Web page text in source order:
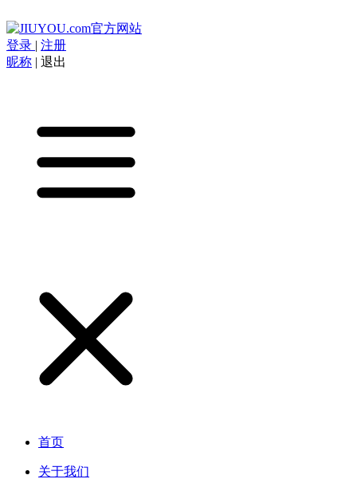
登录 | 注册
昵称 | 退出
首页
关于我们